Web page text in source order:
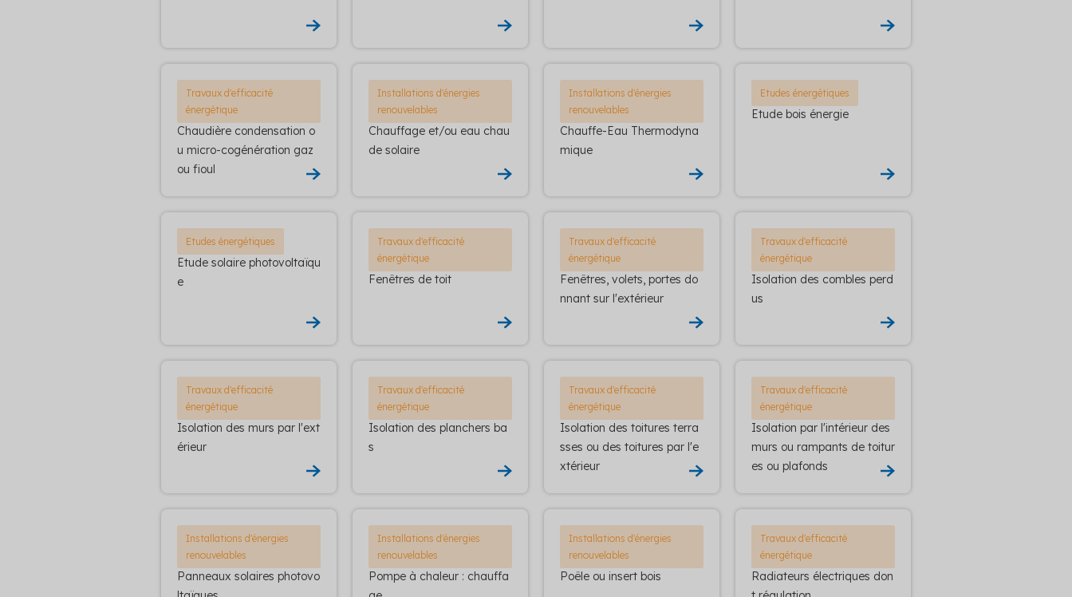
Travaux d'efficacité
énergétique
Chaudière condensation o
u micro-cogénération gaz
ou fioul
Installations d'énergies
renouvelables
Chauffage et/ou eau chau
de solaire
Installations d'énergies
renouvelables
Chauffe-Eau Thermodyna
mique
Etudes énergétiques
Etude bois énergie
Etudes énergétiques
Etude solaire photovoltaïqu
e
Travaux d'efficacité
énergétique
Fenêtres de toit
Travaux d'efficacité
énergétique
Fenêtres, volets, portes do
nnant sur l'extérieur
Travaux d'efficacité
énergétique
Isolation des combles perd
us
Travaux d'efficacité
énergétique
Isolation des murs par l'ext
érieur
Travaux d'efficacité
énergétique
Isolation des planchers ba
s
Travaux d'efficacité
énergétique
Isolation des toitures terra
sses ou des toitures par l'e
xtérieur
Travaux d'efficacité
énergétique
Isolation par l'intérieur des
murs ou rampants de toitur
es ou plafonds
Installations d'énergies
renouvelables
Panneaux solaires photovo
Installations d'énergies
renouvelables
Pompe à chaleur : chauffa
Installations d'énergies
renouvelables
Poêle ou insert bois
Travaux d'efficacité
énergétique
Radiateurs électriques don